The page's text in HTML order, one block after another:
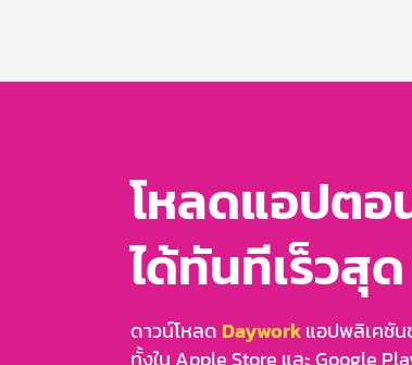
โหลดแอปตอ
ได้ทันทีเร็วสุด
ดาวน์โหลด Dayworkแอปพลิเคชัน
ทั้งใน Apple Store และ Google